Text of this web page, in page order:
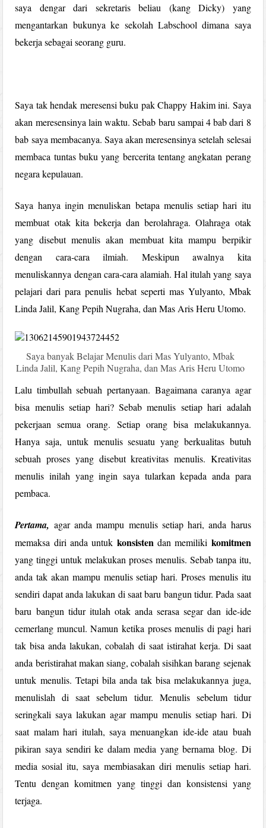
saya dengar dari sekretaris beliau (kang Dicky) yang
mengantarkan bukunya ke sekolah Labschool dimana saya
bekerja sebagai seorang guru.
Saya tak hendak meresensi buku pak Chappy Hakim ini. Saya
akan meresensinya lain waktu. Sebab baru sampai 4 bab dari 8
bab saya membacanya. Saya akan meresensinya setelah selesai
membaca tuntas buku yang bercerita tentang angkatan perang
negara kepulauan.
Saya hanya ingin menuliskan betapa menulis setiap hari itu
membuat otak kita bekerja dan berolahraga. Olahraga otak
yang disebut menulis akan membuat kita mampu berpikir
dengan cara-cara ilmiah. Meskipun awalnya kita
menuliskannya dengan cara-cara alamiah. Hal itulah yang saya
pelajari dari para penulis hebat seperti mas Yulyanto, Mbak
Linda Jalil,Kang Pepih Nugraha, dan Mas Aris Heru Utomo.
Saya banyak Belajar Menulis dari Mas Yulyanto, Mbak
Linda Jalil, Kang Pepih Nugraha, dan Mas Aris Heru Utomo
Lalu timbullah sebuah pertanyaan. Bagaimana caranya agar
bisa menulis setiap hari? Sebab menulis setiap hari adalah
pekerjaan semua orang. Setiap orang bisa melakukannya.
Hanya saja, untuk menulis sesuatu yang berkualitas butuh
sebuah proses yang disebut kreativitas menulis. Kreativitas
menulis inilah yang ingin saya tularkan kepada anda para
pembaca.
Pertama, agar anda mampu menulis setiap hari, anda harus
memaksa diri anda untuk konsisten dan memiliki komitmen
yang tinggi untuk melakukan proses menulis. Sebab tanpa itu,
anda tak akan mampu menulis setiap hari. Proses menulis itu
sendiri dapat anda lakukan di saat baru bangun tidur. Pada saat
baru bangun tidur itulah otak anda serasa segar dan ide-ide
cemerlang muncul. Namun ketika proses menulis di pagi hari
tak bisa anda lakukan, cobalah di saat istirahat kerja. Di saat
anda beristirahat makan siang, cobalah sisihkan barang sejenak
untuk menulis. Tetapi bila anda tak bisa melakukannya juga,
menulislah di saat sebelum tidur. Menulis sebelum tidur
seringkali saya lakukan agar mampu menulis setiap hari. Di
saat malam hari itulah, saya menuangkan ide-ide atau buah
pikiran saya sendiri ke dalam media yang bernama blog. Di
media sosial itu, saya membiasakan diri menulis setiap hari.
Tentu dengan komitmen yang tinggi dan konsistensi yang
terjaga.